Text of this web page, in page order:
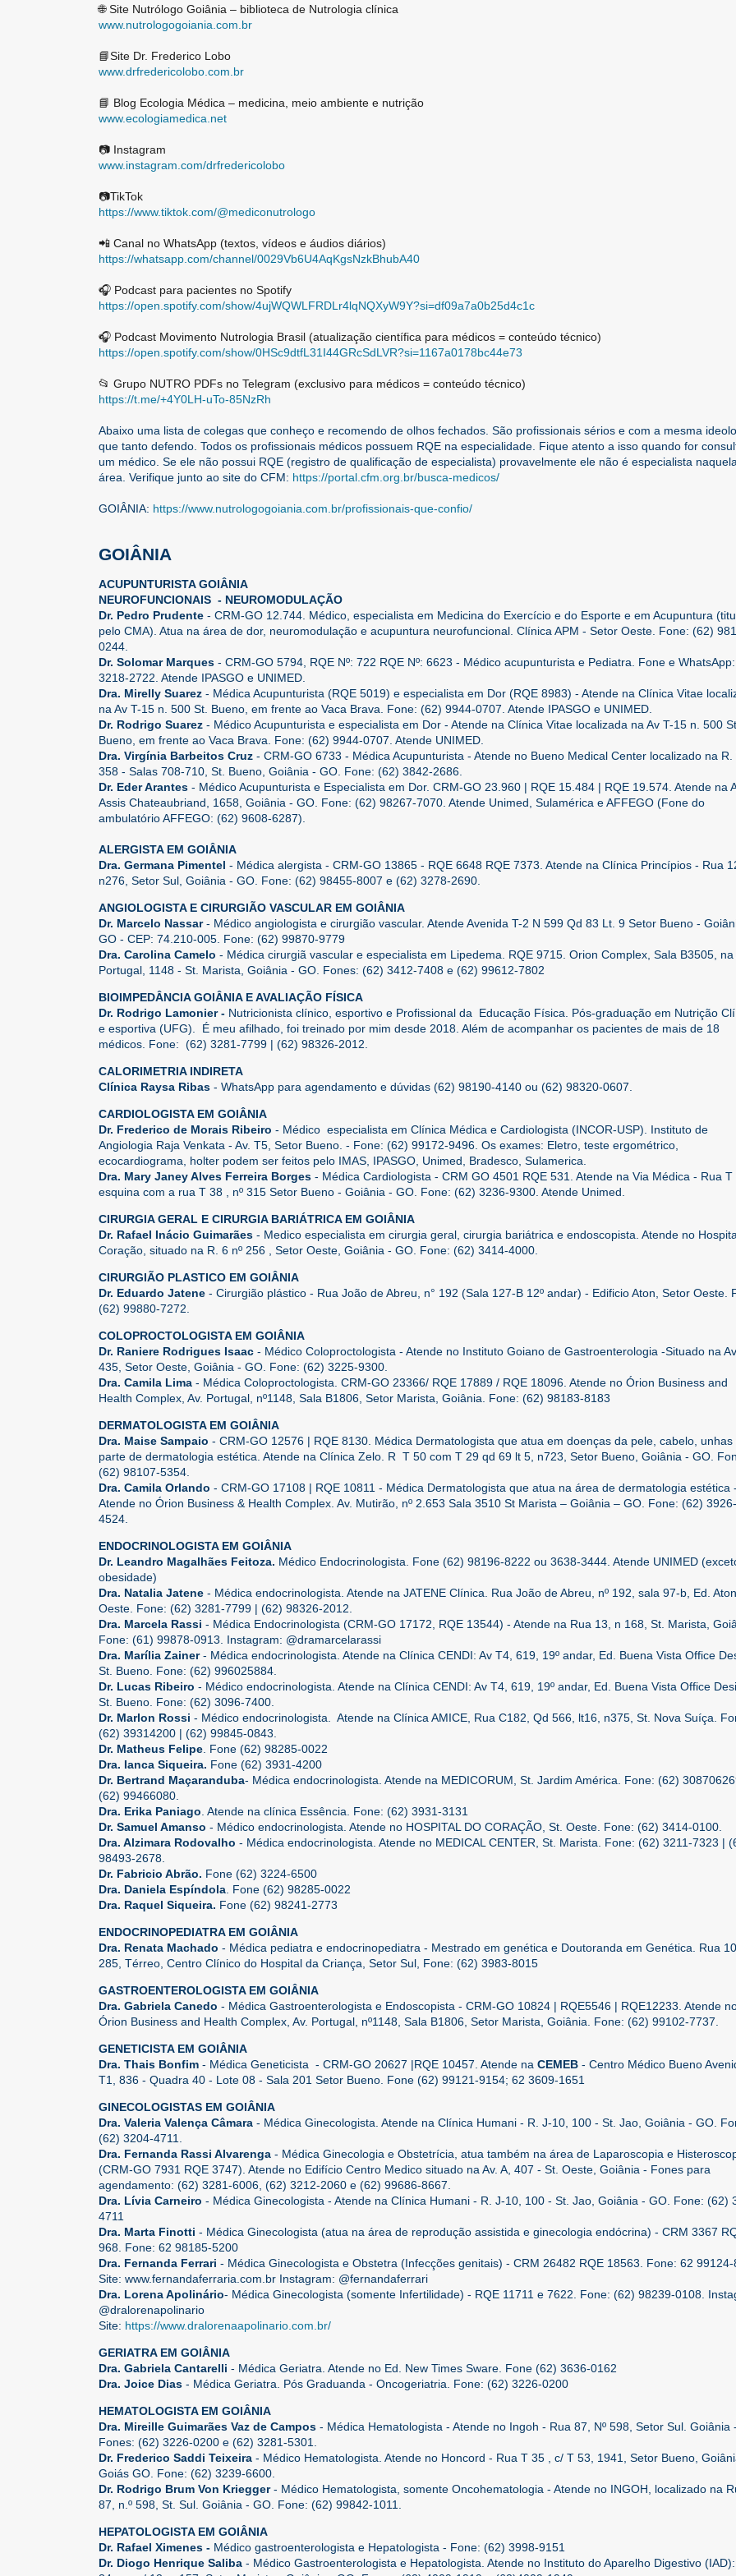
🌐 Site Nutrólogo Goiânia – biblioteca de Nutrologia clínica
www.nutrologogoiania.com.br
📘Site Dr. Frederico Lobo
www.drfredericolobo.com.br
📘 Blog Ecologia Médica – medicina, meio ambiente e nutrição
www.ecologiamedica.net
📷 Instagram
www.instagram.com/drfredericolobo
📷TikTok
https://www.tiktok.com/@mediconutrologo
📲 Canal no WhatsApp (textos, vídeos e áudios diários)
https://whatsapp.com/channel/0029Vb6U4AqKgsNzkBhubA40
🎧 Podcast para pacientes no Spotify
https://open.spotify.com/show/4ujWQWLFRDLr4lqNQXyW9Y?si=df09a7a0b25d4c1c
🎧 Podcast Movimento Nutrologia Brasil (atualização científica para médicos = conteúdo técnico)
https://open.spotify.com/show/0HSc9dtfL31I44GRcSdLVR?si=1167a0178bc44e73
📂 Grupo NUTRO PDFs no Telegram (exclusivo para médicos = conteúdo técnico)
https://t.me/+4Y0LH-uTo-85NzRh
Abaixo uma lista de colegas que conheço e recomendo de olhos fechados. São profissionais sérios e com a mesma
que tanto defendo. Todos os profissionais médicos possuem RQE na especialidade. Fique atento a isso quando for
um médico. Se ele não possui RQE (registro de qualificação de especialista) provavelmente ele não é especialista naquela
área. Verifique junto ao site do CFM: https://portal.cfm.org.br/busca-medicos/
GOIÂNIA: https://www.nutrologogoiania.com.br/profissionais-que-confio/
GOIÂNIA
ACUPUNTURISTA GOIÂNIA
NEUROFUNCIONAIS - NEUROMODULAÇÃO
Dr. Pedro Prudente - CRM-GO 12.744. Médico, especialista em Medicina do Exercício e do Esporte e em Acupuntura
pelo CMA). Atua na área de dor, neuromodulação e acupuntura neurofuncional. Clínica APM - Setor Oeste. Fone: (62)
0244.
Dr. Solomar Marques- CRM-GO 5794, RQE Nº: 722 RQE Nº: 6623 - Médico acupunturista e Pediatra. Fone e
3218-2722. Atende IPASGO e UNIMED.
Dra. Mirelly Suarez- Médica Acupunturista (RQE 5019) e especialista em Dor (RQE 8983) - Atende na Clínica Vitae
na Av T-15 n. 500 St. Bueno, em frente ao Vaca Brava. Fone: (62) 9944-0707. Atende IPASGO e UNIMED.
Dr. Rodrigo Suarez- Médico Acupunturista e especialista em Dor - Atende na Clínica Vitae localizada na Av T-15 n. 500 St.
Bueno, em frente ao Vaca Brava. Fone: (62) 9944-0707. Atende UNIMED.
Dra. Virgínia Barbeitos Cruz- CRM-GO 6733 - Médica Acupunturista - Atende no Bueno Medical Center localizado na R.
358 - Salas 708-710, St. Bueno, Goiânia - GO. Fone: (62) 3842-2686.
Dr. Eder Arantes - Médico Acupunturista e Especialista em Dor. CRM-GO 23.960 | RQE 15.484 | RQE 19.574. Atende na
Assis Chateaubriand, 1658, Goiânia - GO. Fone: (62) 98267-7070. Atende Unimed, Sulamérica e AFFEGO (Fone do
ambulatório AFFEGO: (62) 9608-6287).
ALERGISTA EM GOIÂNIA
Dra. Germana Pimentel - Médica alergista - CRM-GO 13865 - RQE 6648 RQE 7373. Atende na Clínica Princípios - Rua
n276, Setor Sul, Goiânia - GO. Fone: (62) 98455-8007 e (62) 3278-2690.
ANGIOLOGISTA E CIRURGIÃO VASCULAR EM GOIÂNIA
Dr. Marcelo Nassar- Médico angiologista e cirurgião vascular. Atende Avenida T-2 N 599 Qd 83 Lt. 9 Setor Bueno -
GO - CEP: 74.210-005. Fone: (62) 99870-9779
Dra. Carolina Camelo - Médica cirurgiã vascular e especialista em Lipedema. RQE 9715. Orion Complex, Sala B3505, na
Portugal, 1148 - St. Marista, Goiânia - GO. Fones: (62) 3412-7408 e (62) 99612-7802
BIOIMPEDÂNCIA GOIÂNIA E AVALIAÇÃO FÍSICA
Dr. Rodrigo Lamonier - Nutricionista clínico, esportivo e Profissional da Educação Física. Pós-graduação em Nutrição
e esportiva (UFG). É meu afilhado, foi treinado por mim desde 2018. Além de acompanhar os pacientes de mais de 18
médicos. Fone: (62) 3281-7799 | (62) 98326-2012.
CALORIMETRIA INDIRETA
Clínica Raysa Ribas- WhatsApp para agendamento e dúvidas (62) 98190-4140 ou (62) 98320-0607.
CARDIOLOGISTA EM GOIÂNIA
Dr. Frederico de Morais Ribeiro - Médico especialista em Clínica Médica e Cardiologista (INCOR-USP). Instituto de
Angiologia Raja Venkata - Av. T5, Setor Bueno. - Fone: (62) 99172-9496. Os exames: Eletro, teste ergométrico,
ecocardiograma, holter podem ser feitos pelo IMAS, IPASGO, Unimed, Bradesco, Sulamerica.
Dra. Mary Janey Alves Ferreira Borges- Médica Cardiologista - CRM GO 4501 RQE 531. Atende na Via Médica - Rua T
esquina com a rua T 38 , nº 315 Setor Bueno - Goiânia - GO. Fone: (62) 3236-9300. Atende Unimed.
CIRURGIA GERAL E CIRURGIA BARIÁTRICA EM GOIÂNIA
Dr. Rafael Inácio Guimarães- Medico especialista em cirurgia geral, cirurgia bariátrica e endoscopista. Atende no
Coração, situado na R. 6 nº 256 , Setor Oeste, Goiânia - GO. Fone: (62) 3414-4000.
CIRURGIÃO PLASTICO EM GOIÂNIA
Dr. Eduardo Jatene - Cirurgião plástico - Rua João de Abreu, n° 192 (Sala 127-B 12º andar) - Edificio Aton, Setor Oeste.
(62) 99880‑7272.
COLOPROCTOLOGISTA EM GOIÂNIA
Dr. Raniere Rodrigues Isaac- Médico Coloproctologista - Atende no Instituto Goiano de Gastroenterologia -Situado na
435, Setor Oeste, Goiânia - GO. Fone: (62) 3225-9300.
Dra. Camila Lima - Médica Coloproctologista. CRM-GO 23366/ RQE 17889 / RQE 18096. Atende no Órion Business and
Health Complex, Av. Portugal, nº1148, Sala B1806, Setor Marista, Goiânia. Fone: (62) 98183-8183
DERMATOLOGISTA EM GOIÂNIA
Dra. Maise Sampaio - CRM-GO 12576 | RQE 8130. Médica Dermatologista que atua em doenças da pele, cabelo, unhas
parte de dermatologia estética. Atende na Clínica Zelo. R T 50 com T 29 qd 69 lt 5, n723, Setor Bueno, Goiânia - GO.
(62) 98107-5354.
Dra. Camila Orlando - CRM-GO 17108 | RQE 10811 - Médica Dermatologista que atua na área de dermatologia estética -
Atende no Órion Business & Health Complex. Av. Mutirão, nº 2.653 Sala 3510 St Marista – Goiânia – GO. Fone: (62) 3926-
4524.
ENDOCRINOLOGISTA EM GOIÂNIA
Dr. Leandro Magalhães Feitoza. Médico Endocrinologista. Fone (62) 98196-8222 ou 3638-3444. Atende UNIMED
obesidade)
Dra. Natalia Jatene- Médica endocrinologista. Atende na JATENE Clínica. Rua João de Abreu, nº 192, sala 97-b, Ed.
Oeste. Fone: (62) 3281-7799 | (62) 98326-2012.
Dra. Marcela Rassi - Médica Endocrinologista (CRM-GO 17172, RQE 13544) - Atende na Rua 13, n 168, St. Marista,
Fone: (61) 99878-0913. Instagram: @dramarcelarassi
Dra. Marília Zainer- Médica endocrinologista. Atende na Clínica CENDI: Av T4, 619, 19º andar, Ed. Buena Vista Office
St. Bueno. Fone: (62) 996025884.
Dr. Lucas Ribeiro - Médico endocrinologista. Atende na Clínica CENDI: Av T4, 619, 19º andar, Ed. Buena Vista Office
St. Bueno. Fone: (62) 3096-7400.
Dr. Marlon Rossi - Médico endocrinologista. Atende na Clínica AMICE, Rua C182, Qd 566, lt16, n375, St. Nova Suíça.
(62) 39314200 | (62) 99845-0843.
Dr. Matheus Felipe. Fone (62) 98285-0022
Dra. Ianca Siqueira. Fone (62) 3931-4200
Dr. Bertrand Maçaranduba- Médica endocrinologista. Atende na MEDICORUM, St. Jardim América. Fone: (62)
(62) 99466080.
Dra. Erika Paniago . Atende na clínica Essência. Fone: (62) 3931-3131
Dr. Samuel Amanso - Médico endocrinologista. Atende no HOSPITAL DO CORAÇÃO, St. Oeste. Fone: (62) 3414-0100.
Dra. Alzimara Rodovalho - Médica endocrinologista. Atende no MEDICAL CENTER, St. Marista. Fone: (62) 3211-7323 |
98493-2678.
Dr. Fabricio Abrão. Fone (62) 3224-6500
Dra. Daniela Espíndola. Fone (62) 98285-0022
Dra. Raquel Siqueira. Fone (62) 98241-2773
ENDOCRINOPEDIATRA EM GOIÂNIA
Dra. Renata Machado - Médica pediatra e endocrinopediatra - Mestrado em genética e Doutoranda em Genética. Rua
285, Térreo, Centro Clínico do Hospital da Criança, Setor Sul, Fone: (62) 3983-8015
GASTROENTEROLOGISTA EM GOIÂNIA
Dra. Gabriela Canedo - Médica Gastroenterologista e Endoscopista - CRM-GO 10824 | RQE5546 | RQE12233. Atende
Órion Business and Health Complex, Av. Portugal, nº1148, Sala B1806, Setor Marista, Goiânia. Fone: (62) 99102-7737.
GENETICISTA EM GOIÂNIA
Dra. Thais Bonfim- Médica Geneticista - CRM-GO 20627 |RQE 10457. Atende na CEMEB- Centro Médico Bueno
T1, 836 - Quadra 40 - Lote 08 - Sala 201 Setor Bueno. Fone (62) 99121-9154; 62 3609-1651
GINECOLOGISTAS EM GOIÂNIA
Dra. Valeria Valença Câmara- Médica Ginecologista. Atende na Clínica Humani - R. J-10, 100 - St. Jao, Goiânia - GO.
(62) 3204-4711.
Dra. Fernanda Rassi Alvarenga- Médica Ginecologia e Obstetrícia, atua também na área de Laparoscopia e
(CRM-GO 7931 RQE 3747). Atende no Edifício Centro Medico situado na Av. A, 407 - St. Oeste, Goiânia - Fones para
agendamento: (62) 3281-6006, (62) 3212-2060 e (62) 99686-8667.
Dra. Lívia Carneiro - Médica Ginecologista - Atende na Clínica Humani - R. J-10, 100 - St. Jao, Goiânia - GO. Fone: (62)
4711
Dra. Marta Finotti - Médica Ginecologista (atua na área de reprodução assistida e ginecologia endócrina) - CRM 3367
968. Fone: 62 98185-5200
Dra. Fernanda Ferrari - Médica Ginecologista e Obstetra (Infecções genitais) - CRM 26482 RQE 18563. Fone: 62 99124-
Site: www.fernandaferraria.com.br Instagram: @fernandaferrari
Dra. Lorena Apolinário- Médica Ginecologista (somente Infertilidade) - RQE 11711 e 7622. Fone: (62) 98239-0108.
@dralorenapolinario
Site: https://www.dralorenaapolinario.com.br/
GERIATRA EM GOIÂNIA
Dra. Gabriela Cantarelli - Médica Geriatra. Atende no Ed. New Times Sware. Fone (62) 3636-0162
Dra. Joice Dias- Médica Geriatra. Pós Graduanda - Oncogeriatria. Fone: (62) 3226-0200
HEMATOLOGISTA EM GOIÂNIA
Dra. Mireille Guimarães Vaz de Campos - Médica Hematologista - Atende no Ingoh - Rua 87, Nº 598, Setor Sul. Goiânia
Fones: (62) 3226-0200 e (62) 3281-5301.
Dr. Frederico Saddi Teixeira- Médico Hematologista. Atende no Honcord - Rua T 35 , c/ T 53, 1941, Setor Bueno,
Goiás GO. Fone: (62) 3239-6600.
Dr. Rodrigo Brum Von Kriegger- Médico Hematologista, somente Oncohematologia - Atende no INGOH, localizado na
87, n.º 598, St. Sul. Goiânia - GO. Fone: (62) 99842-1011.
HEPATOLOGISTA EM GOIÂNIA
Dr. Rafael Ximenes - Médico gastroenterologista e Hepatologista - Fone: (62) 3998-9151
Dr. Diogo Henrique Saliba- Médico Gastroenterologista e Hepatologista. Atende no Instituto do Aparelho Digestivo